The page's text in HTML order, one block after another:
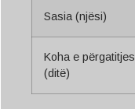
Sasia (njësi)
Koha e përgatitjes
(ditë)